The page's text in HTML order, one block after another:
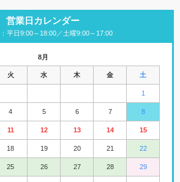
営業日カレンダー
平日9:00～18:00／土曜9:00～17:00
8月
火 水 木 金 土
1
4 5 6 7 8
11 12 13 14 15
18 19 20 21 22
25 26 27 28 29